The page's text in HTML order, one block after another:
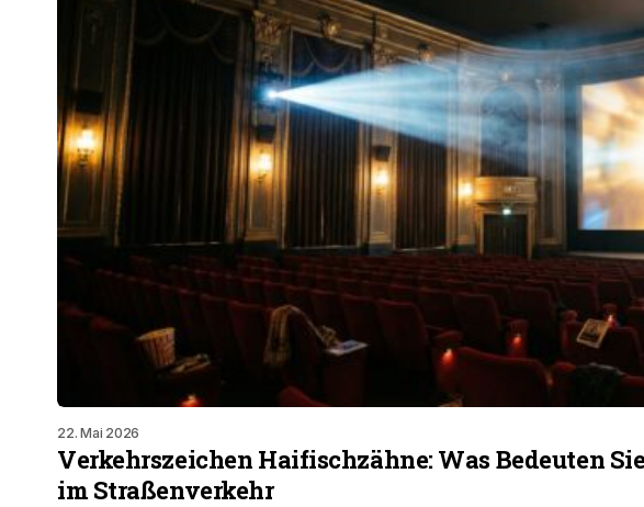
22. Mai 2026
Verkehrszeichen Haifischzähne: Was Bedeuten
im Straßenverkehr